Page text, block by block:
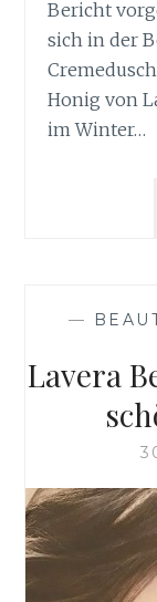
Bericht
sich in der
Honig von
im Winter…
—
Lavera